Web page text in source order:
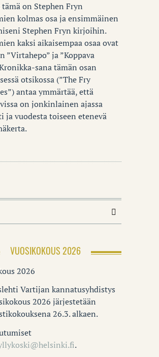
tämä on Stephen Fryn
kolmas osa ja ensimmäinen
Stephen Fryn kirjoihin.
kaksi aikaisempaa osaa ovat
”Virtahepo” ja ”Koppava
sana tämän osan
otsikossa (”The Fry
antaa ymmärtää, että
on jonkinlainen ajassa
ja vuodesta toiseen etenevä
VUOSIKOKOUS 2026
2026
Vartijan kannatusyhdistys
2026 järjestetään
26.3. alkaen.
.